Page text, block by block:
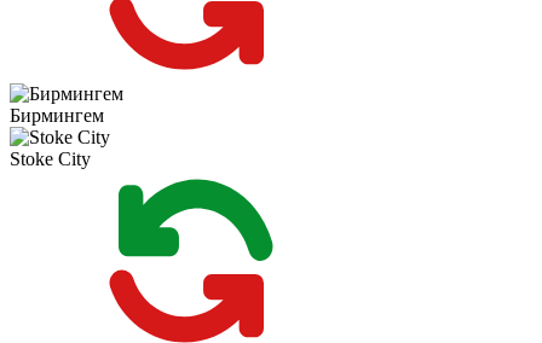
Бирмингем
Stoke City